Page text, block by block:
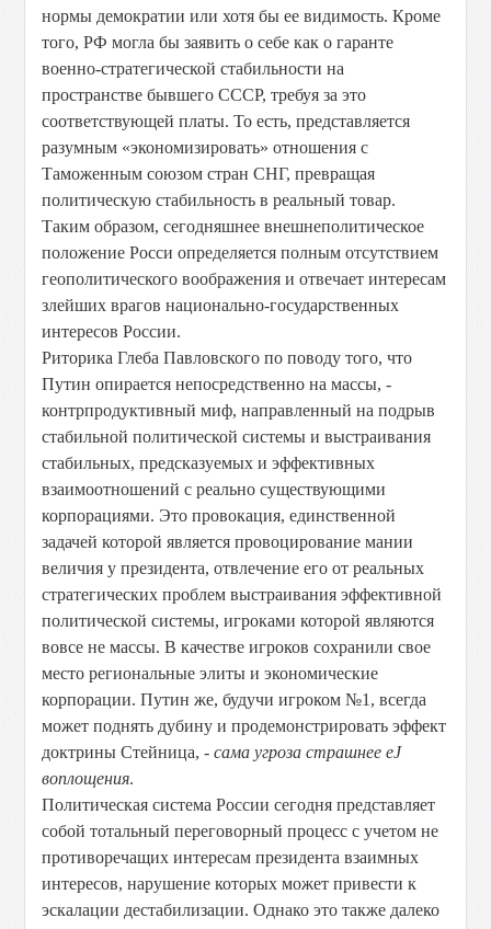
нормы демократии или хотя бы ее видимость. Кроме
того, РФ могла бы заявить о себе как о гаранте
военно-стратегической стабильности на
пространстве бывшего СССР, требуя за это
соответствующей платы. То есть, представляется
разумным «экономизировать» отношения с
Таможенным союзом стран СНГ, превращая
политическую стабильность в реальный товар.
Таким образом, сегодняшнее внешнеполитическое
положение Росси определяется полным отсутствием
геополитического воображения и отвечает интересам
злейших врагов национально-государственных
интересов России.
Риторика Глеба Павловского по поводу того, что
Путин опирается непосредственно на массы, -
контрпродуктивный миф, направленный на подрыв
стабильной политической системы и выстраивания
стабильных, предсказуемых и эффективных
взаимоотношений с реально существующими
корпорациями. Это провокация, единственной
задачей которой является провоцирование мании
величия у президента, отвлечение его от реальных
стратегических проблем выстраивания эффективной
политической системы, игроками которой являются
вовсе не массы. В качестве игроков сохранили свое
место региональные элиты и экономические
корпорации. Путин же, будучи игроком №1, всегда
может поднять дубину и продемонстрировать эффект
доктрины Стейница, -сама угроза страшнее еЈ
воплощения.
Политическая система России сегодня представляет
собой тотальный переговорный процесс с учетом не
противоречащих интересам президента взаимных
интересов, нарушение которых может привести к
эскалации дестабилизации. Однако это также далеко